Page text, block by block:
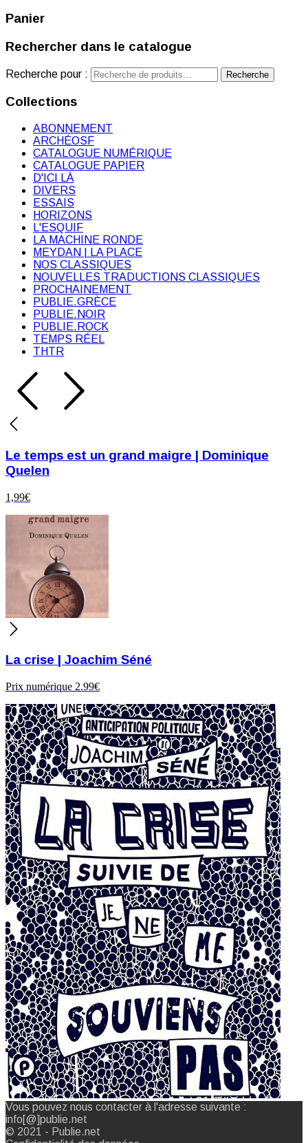
Panier
Rechercher dans le catalogue
Recherche pour : Recherche
Collections
ABONNEMENT
ARCHÉOSF
CATALOGUE NUMÉRIQUE
CATALOGUE PAPIER
D'ICI LÀ
DIVERS
ESSAIS
HORIZONS
L'ESQUIF
LA MACHINE RONDE
MEYDAN | LA PLACE
NOS CLASSIQUES
NOUVELLES TRADUCTIONS CLASSIQUES
PROCHAINEMENT
PUBLIE.GRÈCE
PUBLIE.NOIR
PUBLIE.ROCK
TEMPS RÉEL
THTR
Le temps est un grand maigre | Dominique
Quelen
1,99€
La crise | Joachim Séné
Prix numérique 2.99€
Vous pouvez nous contacter à l'adresse suivante :
info[@]publie.net
© 2021 - Publie.net